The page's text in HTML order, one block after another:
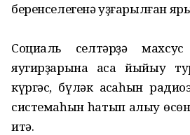
беренселегенә уҙғарылған
Социаль селтәрҙә
яугирҙарына аҡса йыйыу
күргәс, бүләк аҡсаһын
системаһын һатып алыу
итә.